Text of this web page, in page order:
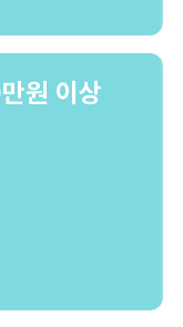
원 이상